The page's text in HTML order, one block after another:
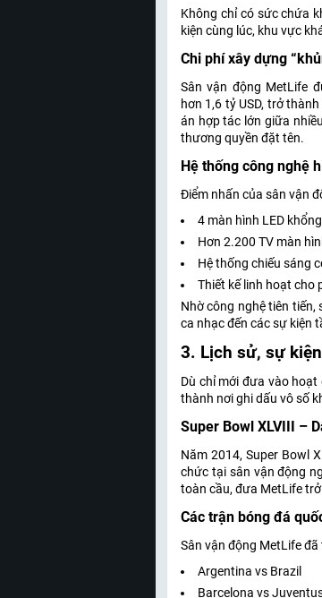
Không chỉ có sức chứa
kiện cùng lúc, khu vực
Chi phí xây dựng
Sân vận động MetLife
hơn 1,6 tỷ USD, trở
án hợp tác lớn giữa
thương quyền đặt tên.
Hệ thống công nghệ
Điểm nhấn của sân vận
4 màn hình LED
Hơn 2.200 TV màn
Hệ thống chiếu sáng
Thiết kế linh hoạt cho
Nhờ công nghệ tiên
ca nhạc đến các sự kiện
3. Lịch sử, sự
Dù chỉ mới đưa vào
thành nơi ghi dấu vô số
Super Bowl XLVIII –
Năm 2014, Super Bowl
chức tại sân vận động
toàn cầu, đưa MetLife
Các trận bóng đá
Sân vận động MetLife
Argentina vs Brazil
Barcelona vs